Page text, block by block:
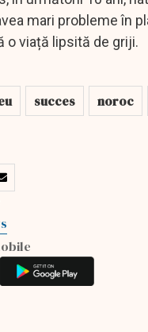
mari probleme în
o viață lipsită de griji.
succes noroc